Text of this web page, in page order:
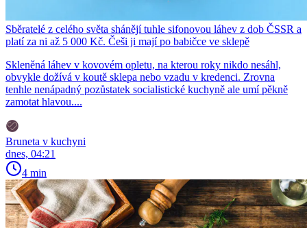
Sběratelé z celého světa shánějí tuhle sifonovou láhev z dob ČSSR a
platí za ni až 5 000 Kč. Češi ji mají po babičce ve sklepě
Skleněná láhev v kovovém opletu, na kterou roky nikdo nesáhl,
obvykle dožívá v koutě sklepa nebo vzadu v kredenci. Zrovna
tenhle nenápadný pozůstatek socialistické kuchyně ale umí pěkně
zamotat hlavou....
Bruneta v kuchyni
dnes, 04:21
4 min